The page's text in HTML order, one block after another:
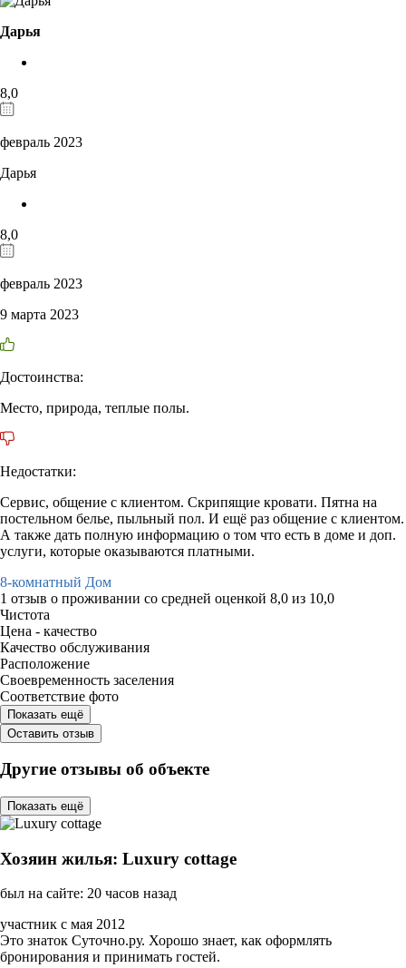
Дарья
8,0
февраль 2023
Дарья
8,0
февраль 2023
9 марта 2023
Достоинства:
Место, природа, теплые полы.
Недостатки:
Сервис, общение с клиентом. Скрипящие кровати. Пятна на
постельном белье, пыльный пол. И ещё раз общение с клиентом.
А также дать полную информацию о том что есть в доме и доп.
услуги, которые оказываются платными.
8-комнатный Дом
1 отзыв о проживании со средней оценкой 8,0 из 10,0
Чистота
Цена - качество
Качество обслуживания
Расположение
Своевременность заселения
Соответствие фото
Показать ещё
Оставить отзыв
Другие отзывы об объекте
Показать ещё
Хозяин жилья: Luxury cottage
был на сайте: 20 часов назад
участник с мая 2012
Это знаток Суточно.ру. Хорошо знает, как оформлять
бронирования и принимать гостей.